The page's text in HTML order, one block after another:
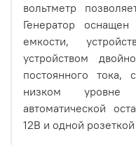
вольтметр
Генератор
емкости,
устройством
постоянного тока,
низком
автоматической
12В и одной